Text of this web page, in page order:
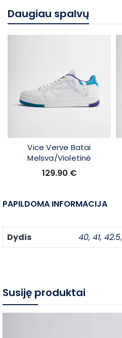
Daugiau spalvų
Vice Verve Batai
Melsva/Violetinė
129.90 €
PAPILDOMA INFORMACIJA
Dydis 40, 41, 42.5,
Susiję produktai